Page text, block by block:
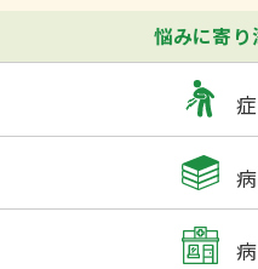
悩みに寄り